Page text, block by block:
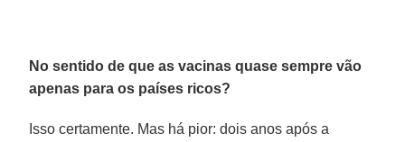
No sentido de que as vacinas quase sempre vão
apenas para os países ricos?
Isso certamente. Mas há pior: dois anos após a